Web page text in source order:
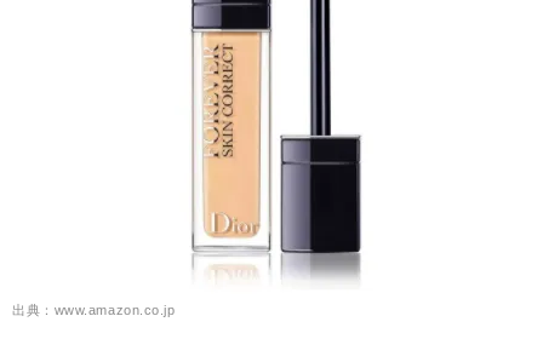
出典：www.amazon.co.jp